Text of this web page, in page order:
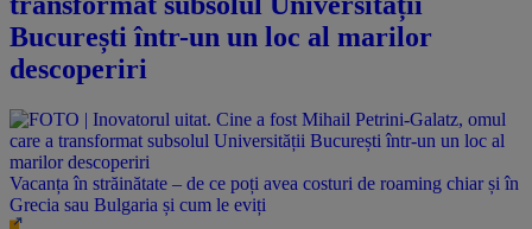
București într-un un loc al marilor
descoperiri
Vacanța în străinătate – de ce poți avea costuri de roaming chiar și în
Grecia sau Bulgaria și cum le eviți